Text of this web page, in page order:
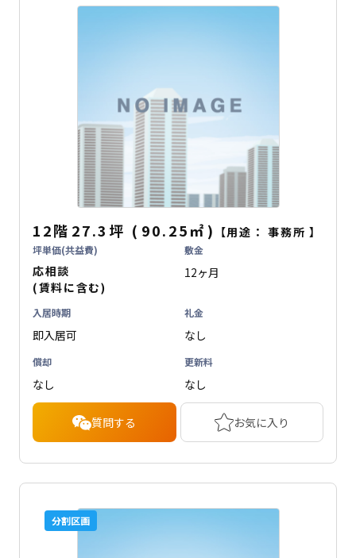
12階 27.3坪 ( 90.25㎡ ) 【用途：事務所 】
坪単価(共益費)
応相談
(賃料に含む)
敷金
12ヶ月
入居時期
即入居可
礼金
なし
償却
なし
更新料
なし
質問する お気に入り
分割区画